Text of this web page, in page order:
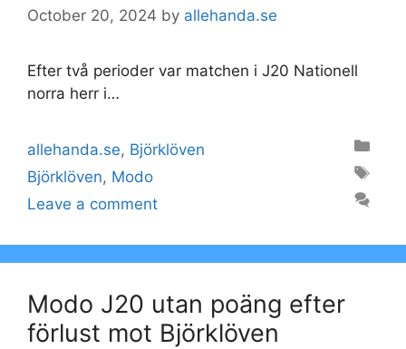
October 20, 2024 by allehanda.se
Efter två perioder var matchen i J20 Nationell
norra herr i…
Categories
allehanda.se, Björklöven
Tags
Björklöven, Modo
Leave a comment
Modo J20 utan poäng efter
förlust mot Björklöven